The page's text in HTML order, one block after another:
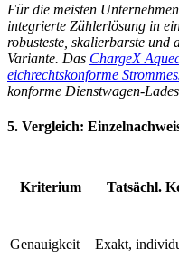
Für die meisten
integrierte Zählerlösung in
robusteste, skalierbarste und
Variante. Das ChargeX
eichrechtskonforme
konforme Dienstwagen-
5. Vergleich:
Kriterium Tatsächl.
Genauigkeit Exakt,